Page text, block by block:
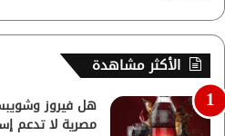
الأكثر مشاهدة
هل فيروز
مصرية لا تدعم